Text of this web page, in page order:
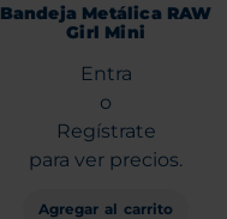
Bandeja Metálica RAW
Girl Mini
Entra
o
Regístrate
para ver precios.
Agregar al carrito